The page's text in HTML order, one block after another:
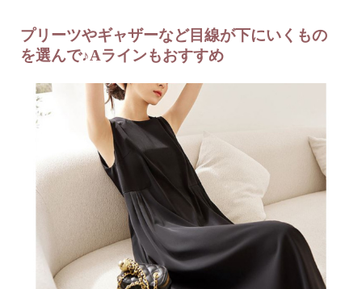
プリーツやギャザーなど目線が下にいくもの
を選んで♪Aラインもおすすめ